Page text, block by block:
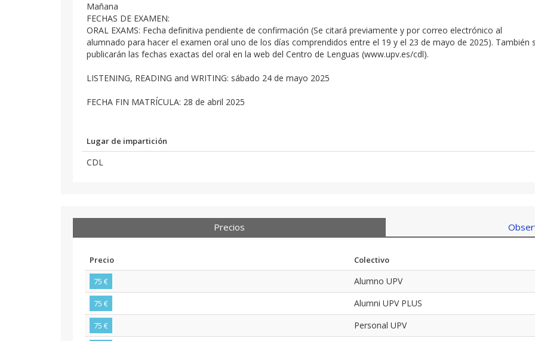
Mañana
FECHAS DE EXAMEN:
ORAL EXAMS: Fecha definitiva pendiente de confirmación (Se citará previamente y por correo electrónico al
alumnado para hacer el examen oral uno de los días comprendidos entre el 19 y el 23 de mayo de 2025). También
publicarán las fechas exactas del oral en la web del Centro de Lenguas (www.upv.es/cdl).
LISTENING, READING and WRITING: sábado 24 de mayo 2025
FECHA FIN MATRÍCULA: 28 de abril 2025
Lugar de impartición
CDL
Precios
Precio
Colectivo
75 €
Alumno UPV
75 € Alumni UPV PLUS
75 € Personal UPV